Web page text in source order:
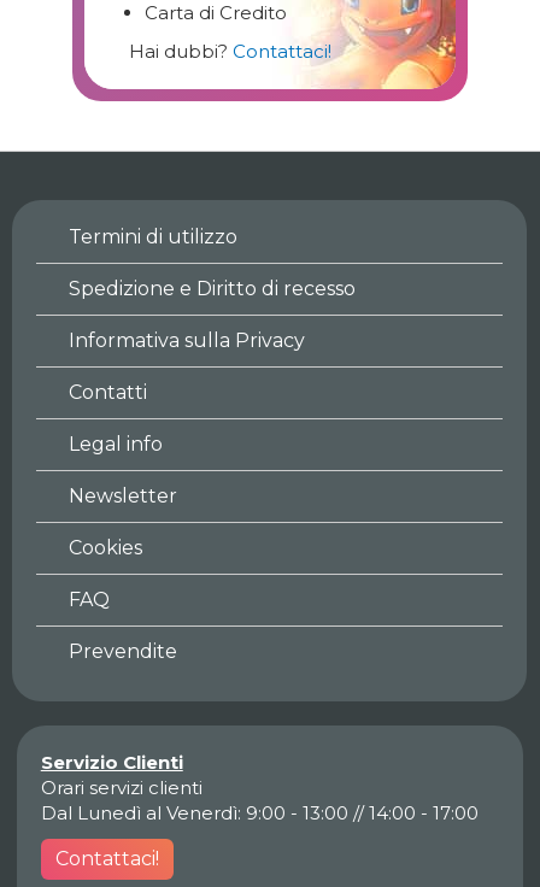
Carta di Credito
Hai dubbi? Contattaci!
Termini di utilizzo
Spedizione e Diritto di recesso
Informativa sulla Privacy
Contatti
Legal info
Newsletter
Cookies
FAQ
Prevendite
Servizio Clienti
Orari servizi clienti
Dal Lunedì al Venerdì: 9:00 - 13:00 // 14:00 - 17:00
Contattaci!